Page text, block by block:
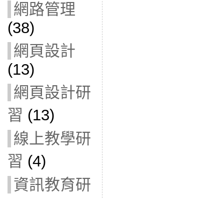
網路管理
(38)
網頁設計
(13)
網頁設計研
習 (13)
線上教學研
習 (4)
資訊教育研